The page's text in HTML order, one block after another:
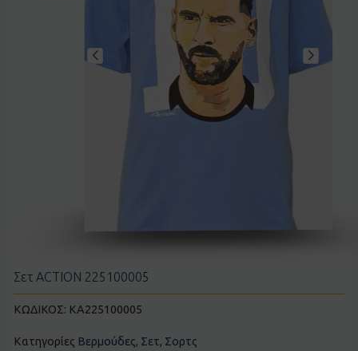
Σετ ACTION 225100005
ΚΩΔΙΚΟΣ: KA225100005
Κατηγορίες Βερμούδες, Σετ, Σορτς